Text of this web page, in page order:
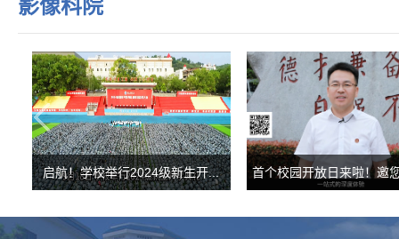
友情链接 /
新闻热线：0746-6381474 Email：hnkjxynews@huse.edu.cn
版权所有：湖南科技学院党委宣传部（新闻中心）
网站建设：湖南科技学院信息化办